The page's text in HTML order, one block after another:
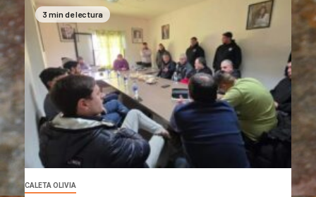
3 min de lectura
CALETA OLIVIA